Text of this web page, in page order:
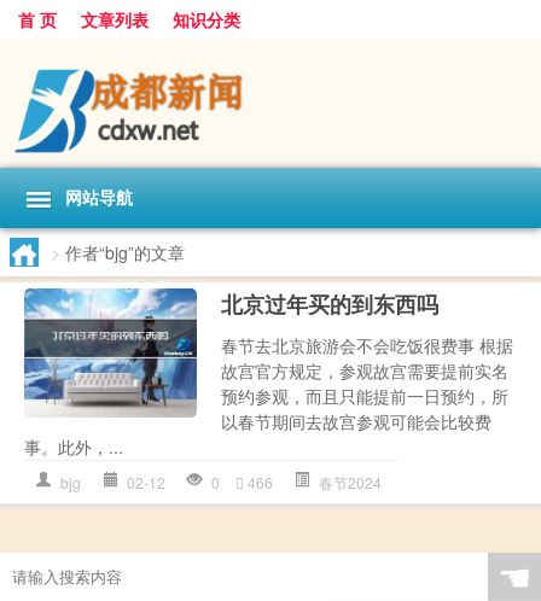
首 页 文章列表 知识分类
网站导航
> 作者“bjg”的文章
北京过年买的到东西吗
春节去北京旅游会不会吃饭很费事 根据
故宫官方规定，参观故宫需要提前实名
预约参观，而且只能提前一日预约，所
以春节期间去故宫参观可能会比较费
事。此外，...
bjg 02-12 0 466 春节2024
☚